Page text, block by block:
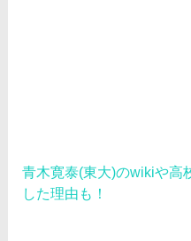
青木寛泰(東大)のwikiや高
した理由も！